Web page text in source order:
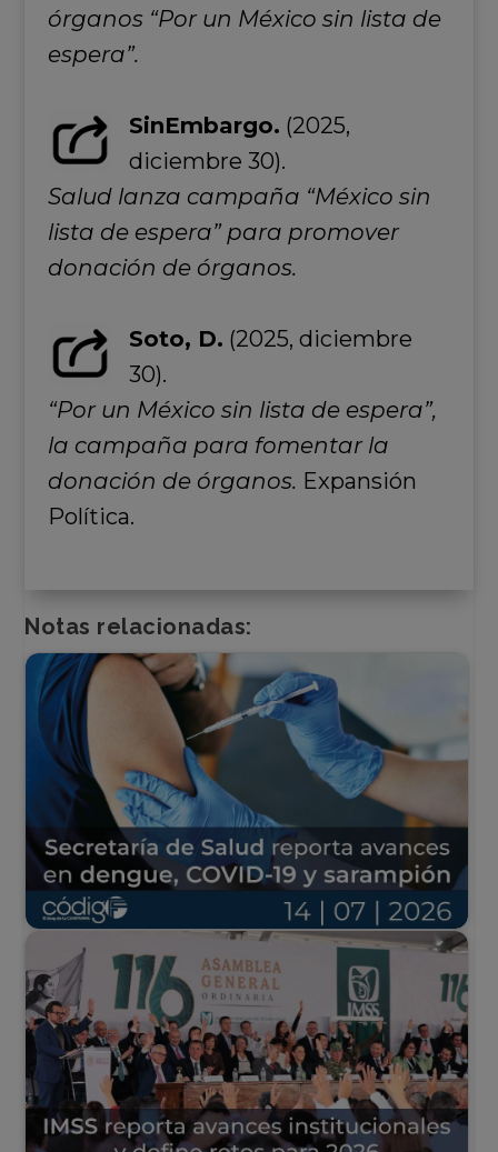
órganos “Por un México sin lista de
espera”.
SinEmbargo. (2025,
diciembre 30).
Salud lanza campaña “México sin
lista de espera” para promover
donación de órganos.
Soto, D. (2025, diciembre
30).
“Por un México sin lista de espera”,
la campaña para fomentar la
donación de órganos. Expansión
Política.
Notas relacionadas: